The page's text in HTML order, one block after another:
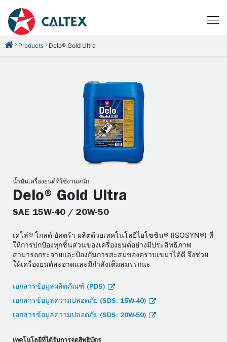
Products Delo® Gold Ultra
น้ำมันเครื่องยนต์ที่ใช้งานหนัก
Delo® Gold Ultra
SAE 15W-40 / 20W-50
เดโล่® โกลด์ อัลตร้า ผลิตด้วยเทคโนโลยีไอโซซิน® (ISOSYN®) ที่
ให้การปกป้องทุกชิ้นส่วนของเครื่องยนต์อย่างมีประสิทธิภาพ
สามารถกระจายและป้องกันการสะสมของคราบเขม่าได้ดี จึงช่วย
ให้เครื่องยนต์สะอาดและมีกำลังเต็มสมรรถนะ
เอกสารข้อมูลผลิตภัณฑ์ (PDS)
เอกสารข้อมูลความปลอดภัย (SDS: 15W-40)
เอกสารข้อมูลความปลอดภัย (SDS: 20W-50)
เทคโนโลยีที่ได้รับการจดสิทธิบัตร